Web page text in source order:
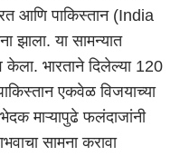
आणि पाकिस्तान (India
झाला. या सामन्यात
केला. भारताने दिलेल्या 120
एकवेळ विजयाच्या
माऱ्यापुढे फलंदाजांनी
सामना करावा